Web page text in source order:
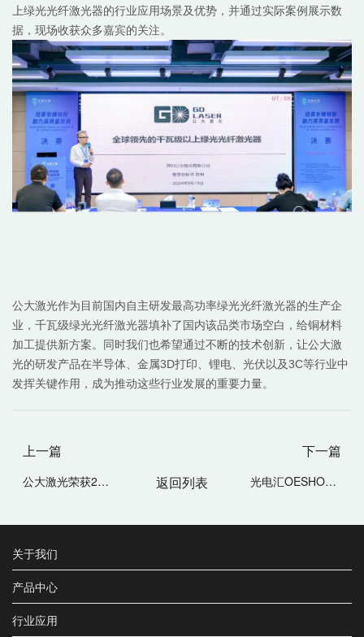
上绿光光纤激光器的行业应用场景及优势，并通过实际案例展示数
据，现场收获众多嘉宾的关注。
公大激光作为目前国内自主研发最高功率绿光光纤激光器的生产企
业，千瓦级绿光光纤激光器填补了国内该品类市场空白，给铜材料
加工提供新方案。同时我们也希望通过不断的技术创新，让公大激
光的研发产品在半导体、金属3D打印、锂电、光伏以及3C等行业中
发挥关键作用，成为推动这些行业发展的重要力量。
上一篇
公大激光荣获2024年世界光子大会发明展-银奖 返回列表
下一篇
光电汇OESHOW专访公大激光：高功率绿光光纤激光器的领航星
关于我们
产品中心
行业应用